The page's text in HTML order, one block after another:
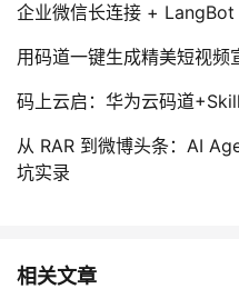
企业微信长连接 + LangBot
用码道一键生成精美短视频
码上云启：华为云码道
从 RAR 到微博头条：AI
坑实录
相关文章